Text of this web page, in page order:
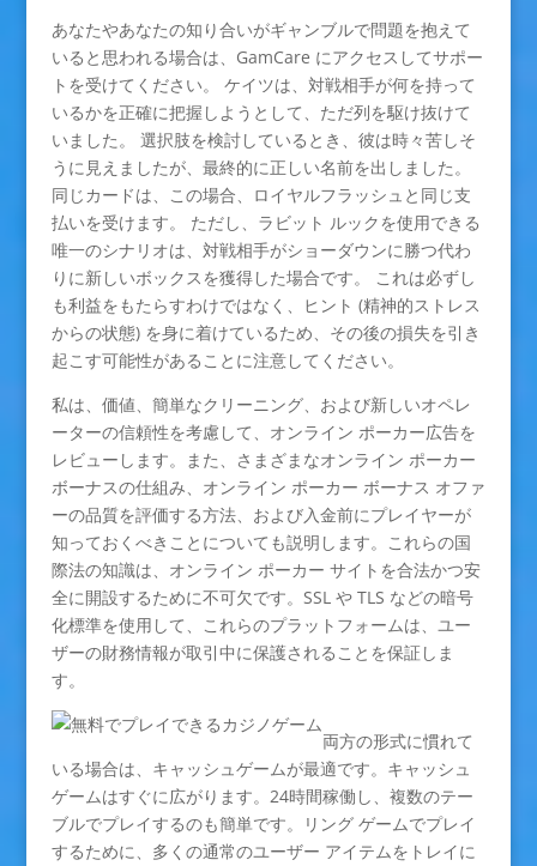
あなたやあなたの知り合いがギャンブルで問題を抱えて
いると思われる場合は、GamCare にアクセスしてサポー
トを受けてください。 ケイツは、対戦相手が何を持って
いるかを正確に把握しようとして、ただ列を駆け抜けて
いました。 選択肢を検討しているとき、彼は時々苦しそ
うに見えましたが、最終的に正しい名前を出しました。
同じカードは、この場合、ロイヤルフラッシュと同じ支
払いを受けます。 ただし、ラビット ルックを使用できる
唯一のシナリオは、対戦相手がショーダウンに勝つ代わ
りに新しいボックスを獲得した場合です。 これは必ずし
も利益をもたらすわけではなく、ヒント (精神的ストレス
からの状態) を身に着けているため、その後の損失を引き
起こす可能性があることに注意してください。
私は、価値、簡単なクリーニング、および新しいオペレ
ーターの信頼性を考慮して、オンライン ポーカー広告を
レビューします。また、さまざまなオンライン ポーカー
ボーナスの仕組み、オンライン ポーカー ボーナス オファ
ーの品質を評価する方法、および入金前にプレイヤーが
知っておくべきことについても説明します。これらの国
際法の知識は、オンライン ポーカー サイトを合法かつ安
全に開設するために不可欠です。SSL や TLS などの暗号
化標準を使用して、これらのプラットフォームは、ユー
ザーの財務情報が取引中に保護されることを保証しま
す。
両方の形式に慣れて
いる場合は、キャッシュゲームが最適です。キャッシュ
ゲームはすぐに広がります。24時間稼働し、複数のテー
ブルでプレイするのも簡単です。リング ゲームでプレイ
するために、多くの通常のユーザー アイテムをトレイに